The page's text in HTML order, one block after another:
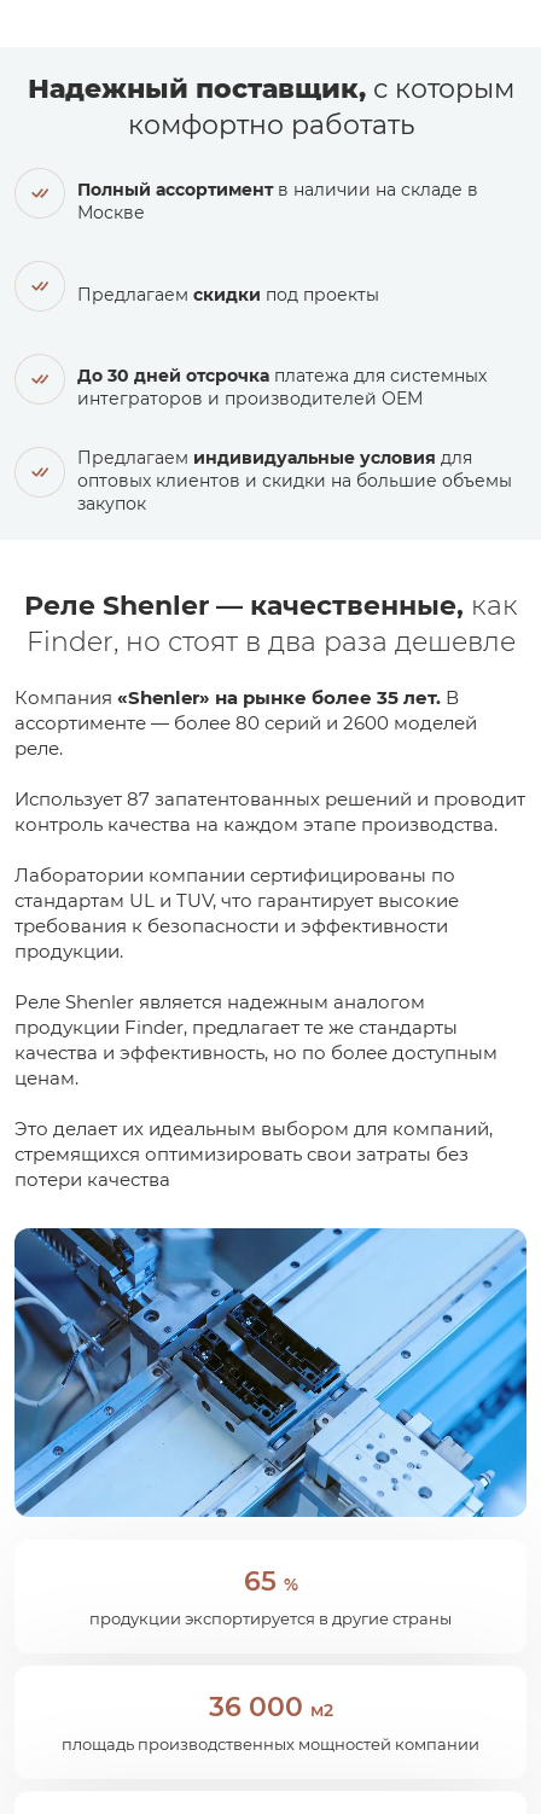
Надежный поставщик,с которым
комфортно работать
Полный ассортиментв наличии на складе в
Москве
Предлагаем скидки под проекты
До 30 дней отсрочка платежа для системных
интеграторов и производителей ОЕМ
Предлагаем индивидуальные условия для
оптовых клиентов и скидки на большие объемы
закупок
Реле Shenler — качественные, как
Finder, но стоят в два раза дешевле
Компания «Shenler» на рынке более 35 лет. В
ассортименте — более 80 серий и 2600 моделей
реле.
Использует 87 запатентованных решений и проводит
контроль качества на каждом этапе производства.
Лаборатории компании сертифицированы по
стандартам UL и TUV, что гарантирует высокие
требования к безопасности и эффективности
продукции.
Реле Shenler является надежным аналогом
продукции Finder, предлагает те же стандарты
качества и эффективность, но по более доступным
ценам.
Это делает их идеальным выбором для компаний,
стремящихся оптимизировать свои затраты без
потери качества
65 %
продукции экспортируется в другие страны
36 000 м2
площадь производственных мощностей компании